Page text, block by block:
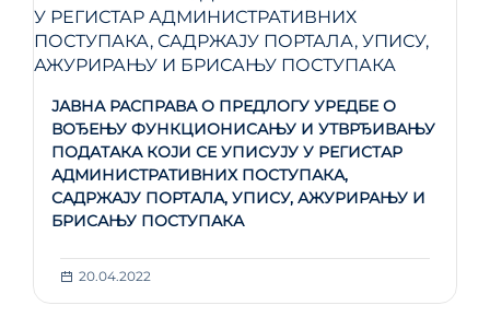
ЈАВНА РАСПРАВА О ПРЕДЛОГУ УРЕДБЕ О
ВОЂЕЊУ ФУНКЦИОНИСАЊУ И УТВРЂИВАЊУ
ПОДАТАКА КОЈИ СЕ УПИСУЈУ У РЕГИСТАР
АДМИНИСТРАТИВНИХ ПОСТУПАКА,
САДРЖАЈУ ПОРТАЛА, УПИСУ, АЖУРИРАЊУ И
БРИСАЊУ ПОСТУПАКА
20.04.2022